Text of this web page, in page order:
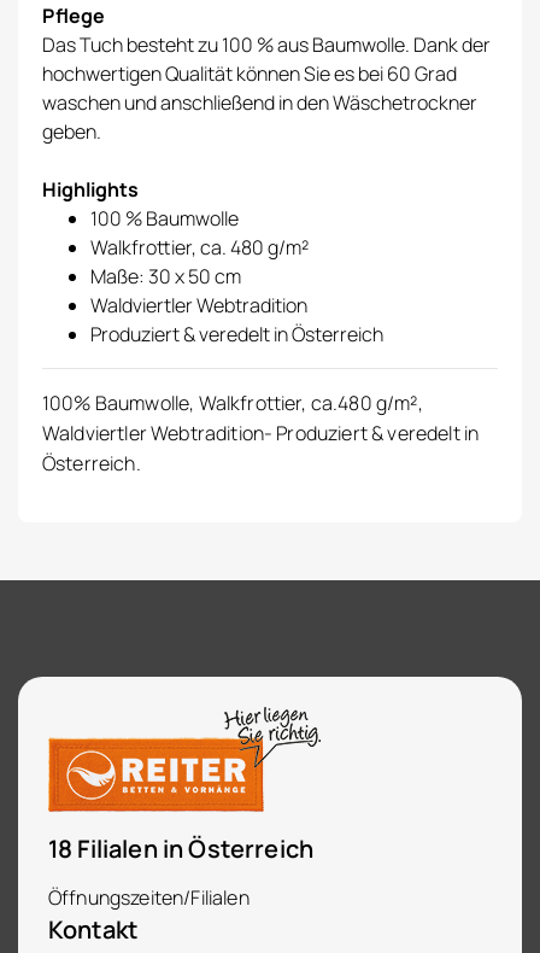
Pflege
Das Tuch besteht zu 100 % aus Baumwolle. Dank der
hochwertigen Qualität können Sie es bei 60 Grad
waschen und anschließend in den Wäschetrockner
geben.
Highlights
100 % Baumwolle
Walkfrottier, ca. 480 g/m²
Maße: 30 x 50 cm
Waldviertler Webtradition
Produziert & veredelt in Österreich
100% Baumwolle, Walkfrottier, ca.480 g/m²,
Waldviertler Webtradition- Produziert & veredelt in
Österreich.
18 Filialen in Österreich
Öffnungszeiten/Filialen
Kontakt